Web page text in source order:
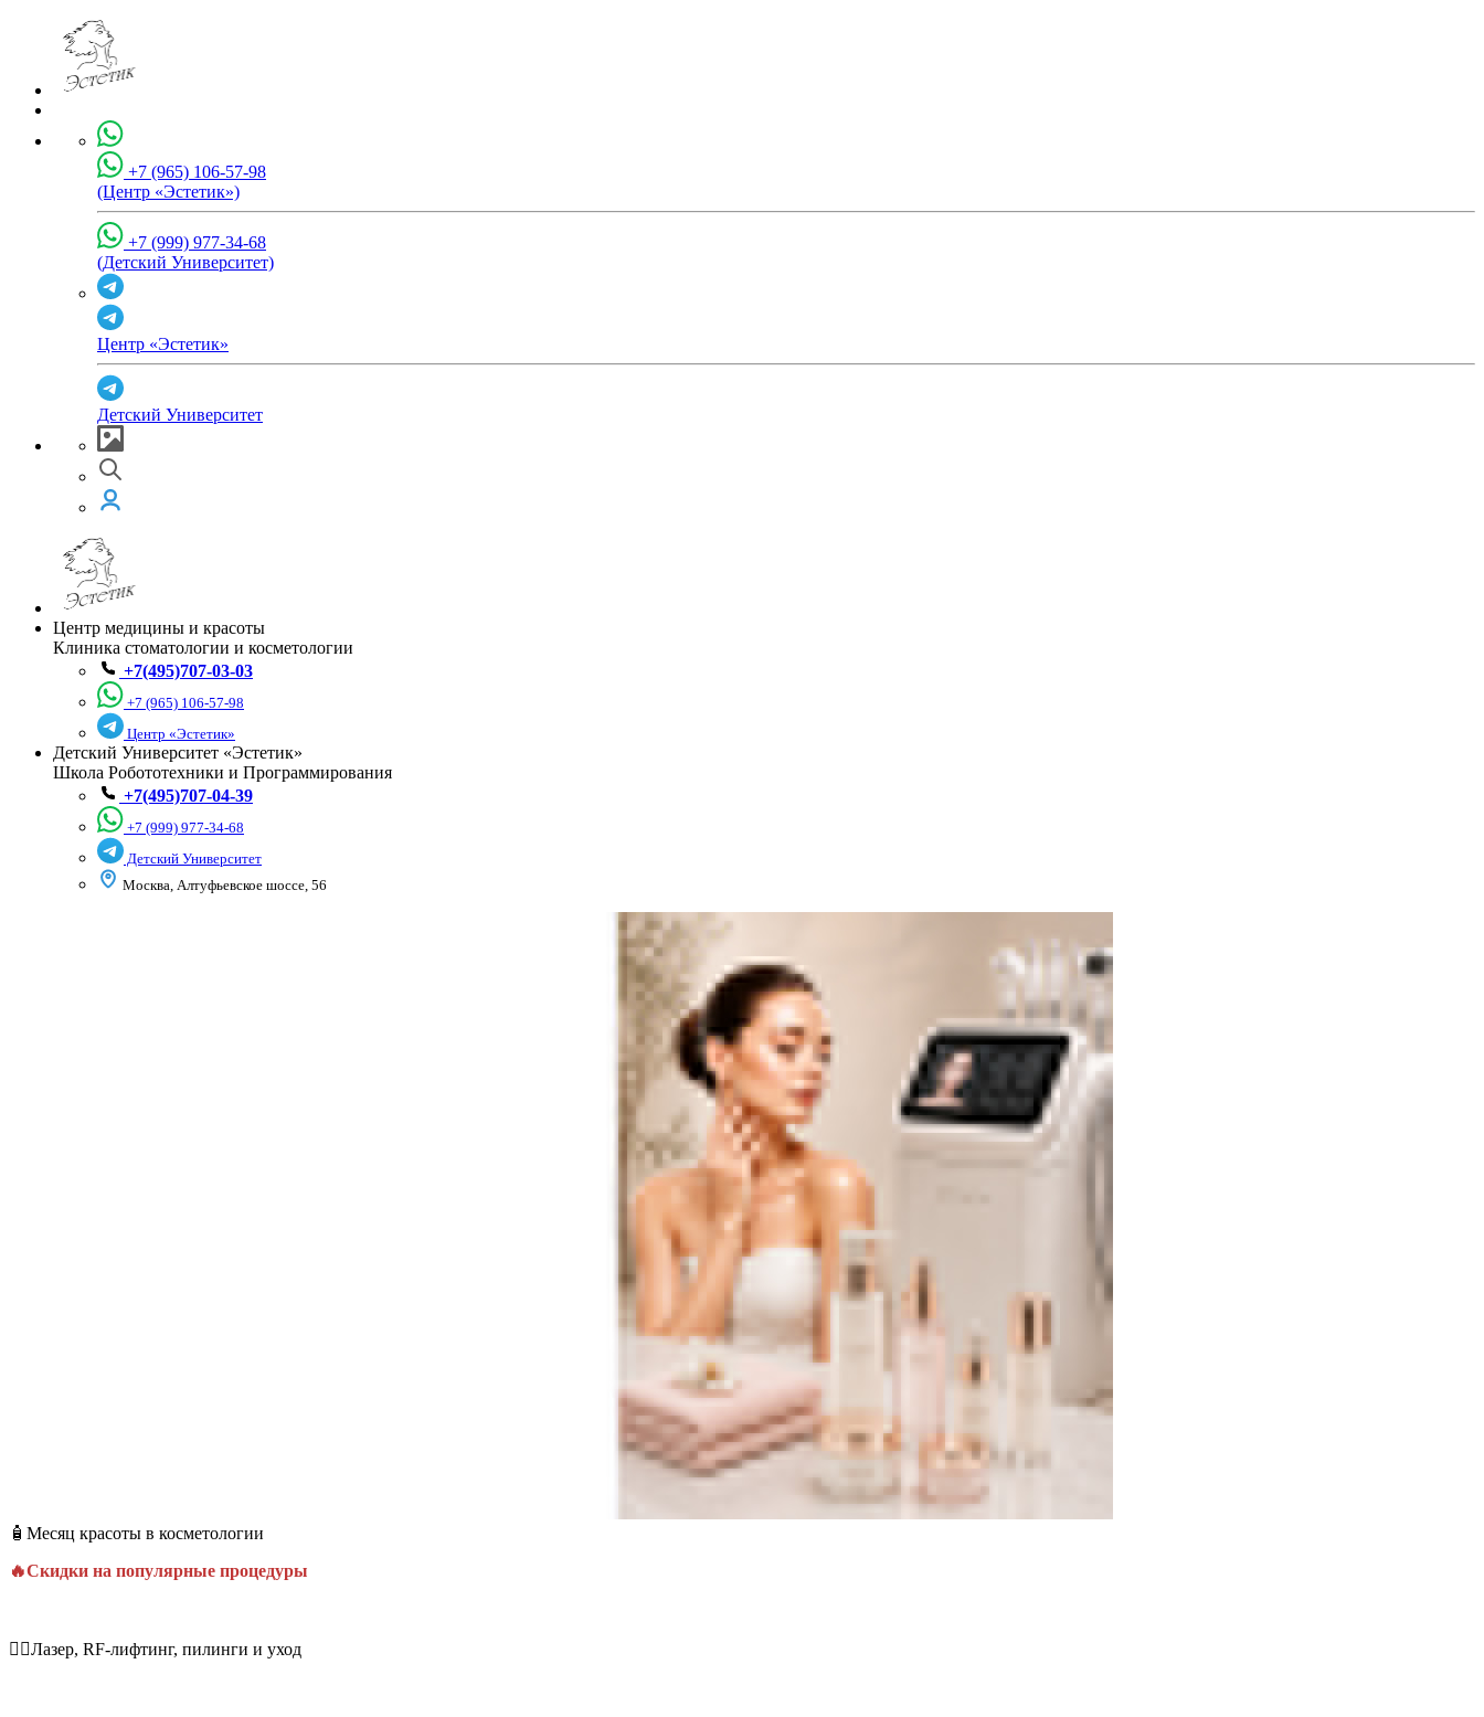
+7 (965) 106-57-98
(Центр «Эстетик»)
+7 (999) 977-34-68
(Детский Университет)
Центр «Эстетик»
Детский Университет
Центр медицины и красоты
Клиника стоматологии и косметологии
+7(495)707-03-03
+7 (965) 106-57-98
Центр «Эстетик»
Детский Университет «Эстетик»
Школа Робототехники и Программирования
+7(495)707-04-39
+7 (999) 977-34-68
Детский Университет
Москва, Алтуфьевское шоссе, 56
🧴Месяц красоты в косметологии
🔥Скидки на популярные процедуры
💆‍♀️Лазер, RF-лифтинг, пилинги и уход